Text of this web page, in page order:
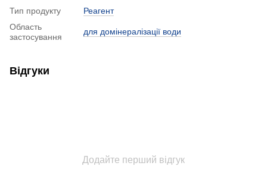
Тип продукту
Реагент
Область
застосування
для домінералізації води
Відгуки
Додайте перший відгук